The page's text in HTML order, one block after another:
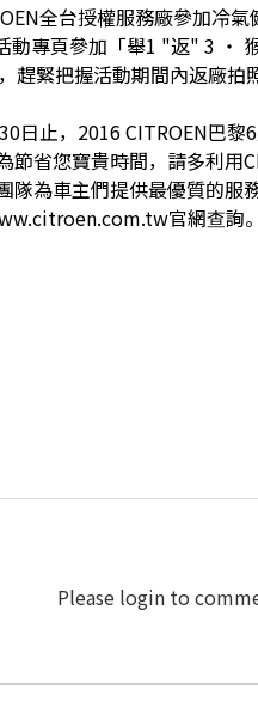
全台授權服務廠參加冷
動專頁參加「舉1 "返" 3 ‧
趕緊把握活動期間內返廠拍
日止，2016 CITROEN巴黎
節省您寶貴時間，請多利用
隊為車主們提供最優質的服
官網查詢。
Please login to